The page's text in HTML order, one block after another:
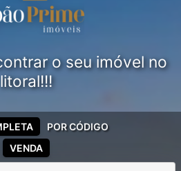
o seu imóvel no
litoral!!!
VENDA
POR CÓDIGO